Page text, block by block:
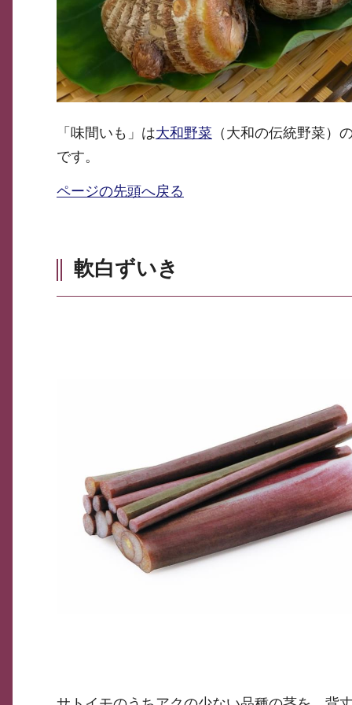
「味間いも」は大和野菜 （大和の伝統野菜）
です。
ページの先頭へ戻る
軟白ずいき